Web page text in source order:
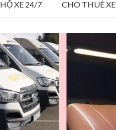
XE 24/7 CHO THUÊ XE